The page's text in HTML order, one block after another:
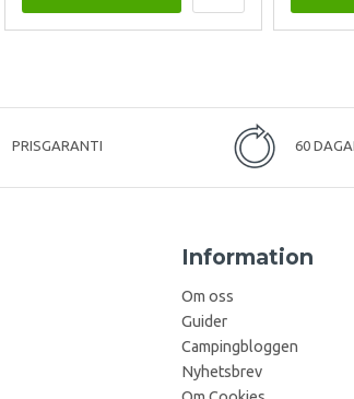
PRISGARANTI 60
Information
Om oss
Guider
Campingbloggen
Nyhetsbrev